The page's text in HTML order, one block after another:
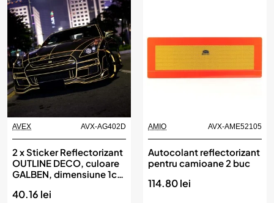
AVEX AVX-AG402D
2 x Sticker Reflectorizant
OUTLINE DECO, culoare
GALBEN, dimensiune 1cm
40.16 lei
AMIO AVX-AME52105
Autocolant reflectorizant
pentru camioane 2 buc
114.80 lei